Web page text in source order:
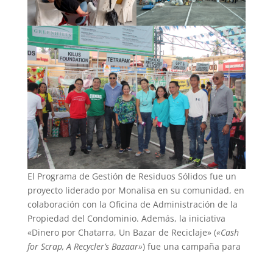
El Programa de Gestión de Residuos Sólidos fue un
proyecto liderado por Monalisa en su comunidad, en
colaboración con la Oficina de Administración de la
Propiedad del Condominio. Además, la iniciativa
«Dinero por Chatarra, Un Bazar de Reciclaje» («Cash
for Scrap, A Recycler’s Bazaar») fue una campaña para